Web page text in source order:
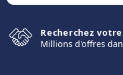
Recherchez
Millions d'offres